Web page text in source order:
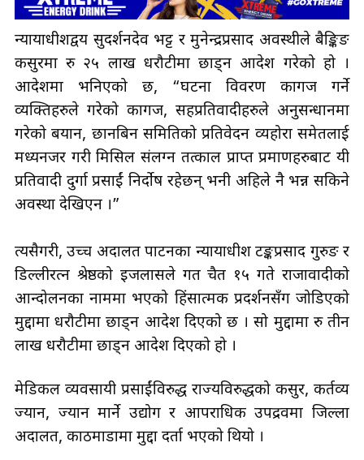
न्यायाधीशद्वय सुदर्शनदेव भट्ट र मुनेन्द्रप्रसाद अवस्थीले बैङ्किङ
कसुरमा रु २५ लाख धरौटीमा छाड्न आदेश गरेको हो ।
आदेशमा भनिएको छ, “घटना विवरण कागज गर्ने
व्यक्तिहरुले गरेको कागज, सहप्रतिवादीहरुले अनुसन्धानमा
गरेको बयान, छानबिन समितिको प्रतिवेदन व्यहोरा समेतलाई
मध्यनजर गरी मिसिल संलग्न तत्काल प्राप्त प्रमाणहरुबाट यी
प्रतिवादी दुर्गा प्रसाईं निर्दोष रहेछन् भनी अहिले नै भन्न सकिने
अवस्था देखिएन ।”
त्यसैगरी, उच्च अदालत पाटनका न्यायाधीश टङ्कप्रसाद गुरुङ र
डिल्लीरत्न श्रेष्ठको इजलासले गत चैत १५ गते राजावादीको
आन्दोलनका नाममा भएको हिंसात्मक प्रदर्शनसँग जोडिएको
मुद्दामा धरौटीमा छाड्न आदेश दिएको छ । सो मुद्दामा रु तीन
लाख धरौटीमा छाड्न आदेश दिएको हो ।
मेडिकल व्यवसायी प्रसाईंविरुद्ध राज्यविरुद्धको कसुर, कर्तव्य
ज्यान, ज्यान मार्ने उद्योग र आपराधिक उपद्रवमा जिल्ला
अदालत, काठमाडौँमा मुद्दा दर्ता भएको थियो ।